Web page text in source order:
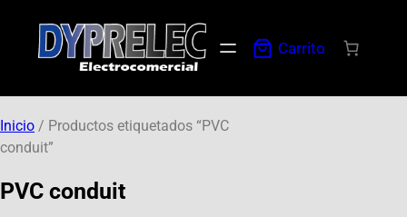
Carrito
Inicio / Productos etiquetados “PVC
conduit”
PVC conduit